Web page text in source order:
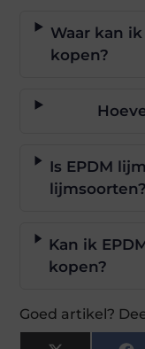
Waar kan
kopen?
Is EPDM
lijmsoorten?
Kan ik
kopen?
Goed artikel?